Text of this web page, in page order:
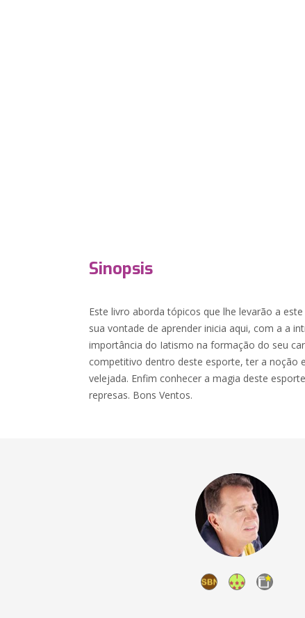
Sinopsis
Este livro aborda tópicos que lhe levarão a
sua vontade de aprender inicia aqui, com a a
importância do Iatismo na formação do seu
competitivo dentro deste esporte, ter a noção
velejada. Enfim conhecer a magia deste
represas. Bons Ventos.